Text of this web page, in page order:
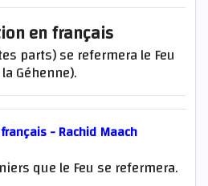
en français
parts) se refermera le Feu
Géhenne).
- Rachid Maach
que le Feu se refermera.